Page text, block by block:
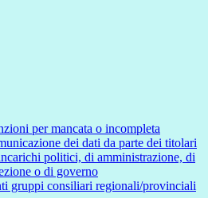
per mancata o incompleta
dei dati da parte dei titolari
politici, di amministrazione, di
o di governo
gruppi consiliari regionali/provinciali